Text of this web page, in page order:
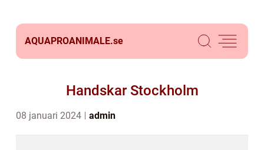
AQUAPROANIMALE.se
Handskar Stockholm
08 januari 2024 admin